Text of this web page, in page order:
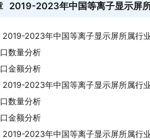
2019-2023年中国等离子显示屏
2019-2023年中国等离子显示屏所属行
数量分析
金额分析
2019-2023年中国等离子显示屏所属行
数量分析
金额分析
2019-2023年中国等离子显示屏所属行